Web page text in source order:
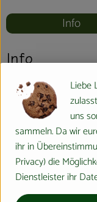
Info
Info
Liebe
uns
sammeln. Da wir
ihr in
Privacy) die
Dienstleister ihr